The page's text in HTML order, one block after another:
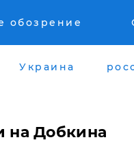
обозрение
Украина
на Добкина